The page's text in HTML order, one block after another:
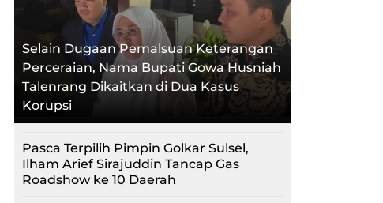
Selain Dugaan Pemalsuan Keterangan
Perceraian, Nama Bupati Gowa Husniah
Talenrang Dikaitkan di Dua Kasus
Korupsi
Pasca Terpilih Pimpin Golkar Sulsel,
Ilham Arief Sirajuddin Tancap Gas
Roadshow ke 10 Daerah